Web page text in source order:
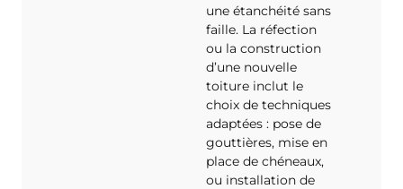
une étanchéité sans
faille. La réfection
ou la construction
d’une nouvelle
toiture inclut le
choix de techniques
adaptées : pose de
gouttières, mise en
place de chéneaux,
ou installation de